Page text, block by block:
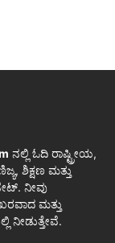
ನಲ್ಲಿ ಓದಿ ರಾಷ್ಟ್ರೀಯ,
ಶಿಕ್ಷಣ ಮತ್ತು
ನೀವು
ಮತ್ತು
ನೀಡುತ್ತೇವೆ.